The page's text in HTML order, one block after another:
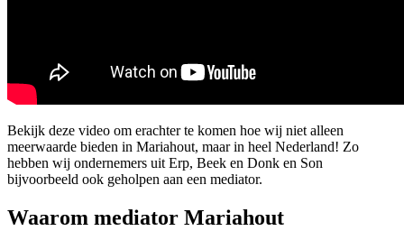
Bekijk deze video om erachter te komen hoe wij niet alleen
meerwaarde bieden in Mariahout, maar in heel Nederland! Zo
hebben wij ondernemers uit Erp, Beek en Donk en Son
bijvoorbeeld ook geholpen aan een mediator.
Waarom mediator Mariahout